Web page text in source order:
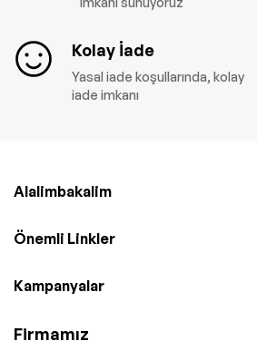
Kolay İade
Yasal iade koşullarında, kolay
iade imkanı
Alalimbakalim
Önemli Linkler
Kampanyalar
Firmamız